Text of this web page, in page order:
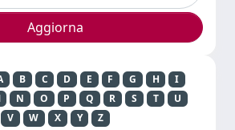
B C D E F G H
I
N O P Q R S T
U
V
W X Y Z